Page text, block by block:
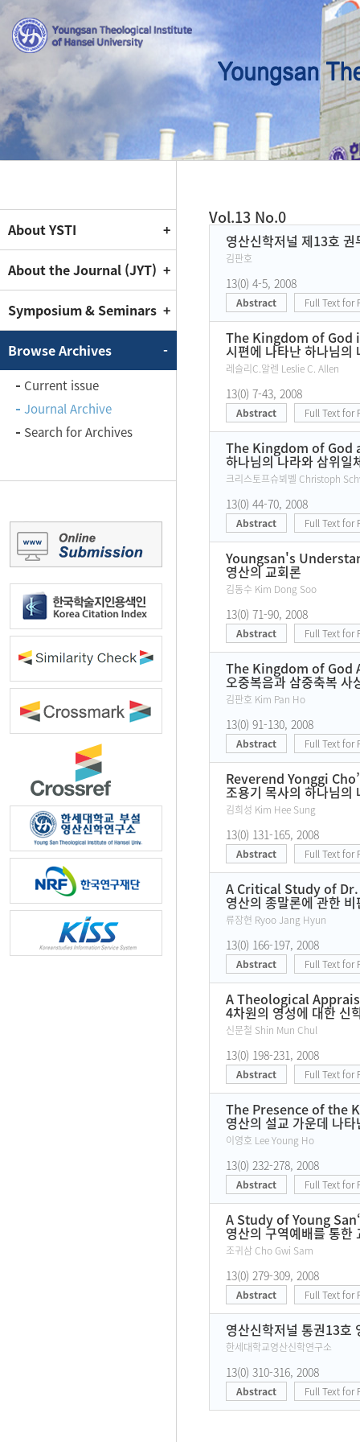
About YSTI
About the Journal (JYT)
Symposium & Seminars
Browse Archives
Current issue
Journal Archive
Search for Archives
Vol.13 No.0
Current Issue
영산신학저널 제13호 권
김판호
13(0) 4-5, 2008
Abstract Full Text for
The Kingdom of God
시편에 나타난 하나님의
레슬리C.알렌 Leslie C. Allen
13(0) 7-43, 2008
Abstract Full Text for
The Kingdom of
하나님의 나라와 삼위일
크리스토프슈뵈벨 Christoph
13(0) 44-70, 2008
Abstract Full Text for
Youngsan's
영산의 교회론
김동수 Kim Dong Soo
13(0) 71-90, 2008
Abstract Full Text for
The Kingdom of God
오중복음과 삼중축복 사
김판호 Kim Pan Ho
13(0) 91-130, 2008
Abstract Full Text for
Reverend Yonggi
조용기 목사의 하나님의
김희성 Kim Hee Sung
13(0) 131-165, 2008
Abstract Full Text for
A Critical Study of
영산의 종말론에 관한
류장현 Ryoo Jang Hyun
13(0) 166-197, 2008
Abstract Full Text for
A Theological
4차원의 영성에 대한 신
신문철 Shin Mun Chul
13(0) 198-231, 2008
Abstract Full Text for
The Presence of the
영산의 설교 가운데 나
이영호 Lee Young Ho
13(0) 232-278, 2008
Abstract Full Text for
A Study of Young
영산의 구역예배를 통한
조귀삼 Cho Gwi Sam
13(0) 279-309, 2008
Abstract Full Text for
영산신학저널 통권13호
한세대학교영산신학연구소
13(0) 310-316, 2008
Abstract Full Text for